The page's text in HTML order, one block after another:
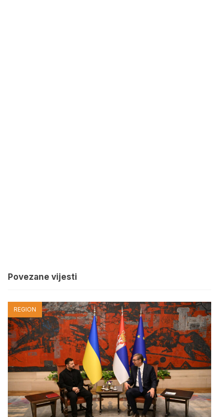
Povezane vijesti
REGION